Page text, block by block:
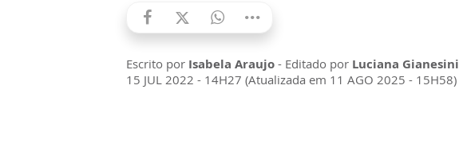
Escrito por Isabela Araujo - Editado por Luciana Gianesini
15 JUL 2022 - 14H27 (Atualizada em 11 AGO 2025 - 15H58)